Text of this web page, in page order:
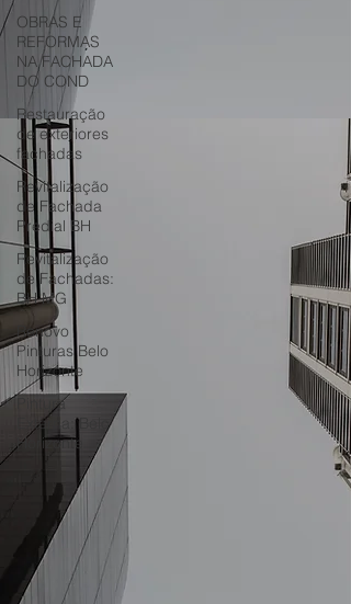
OBRAS E
REFORMAS
NA FACHADA
DO COND
Restauração
de exteriores
fachadas
Revitalização
de Fachada
Predial BH
Revitalização
de Fachadas:
BH MG
Renovo
Pinturas Belo
Horizonte
Pintura
Externa: Belo
Horizonte